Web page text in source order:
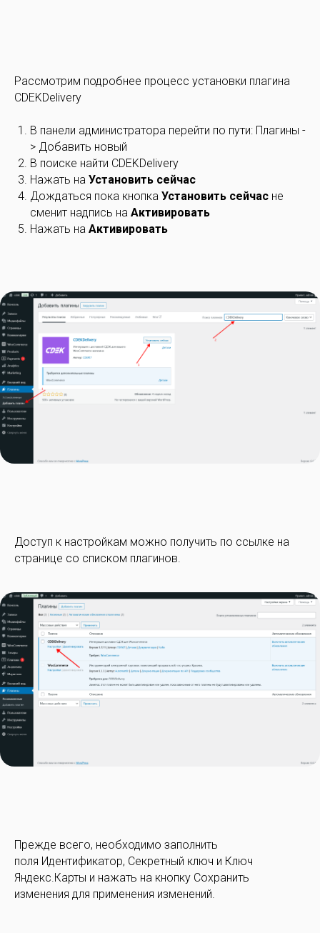
Рассмотрим подробнее процесс установки плагина
CDEKDelivery
В панели администратора перейти по пути: Плагины -
> Добавить новый
В поиске найти CDEKDelivery
Нажать на Установить сейчас
Дождаться пока кнопка Установить сейчас не
сменит надпись на Активировать
Нажать на Активировать
Доступ к настройкам можно получить по ссылке на
странице со списком плагинов.
Прежде всего, необходимо заполнить
поля Идентификатор, Секретный ключ и Ключ
Яндекс.Карты и нажать на кнопку Сохранить
изменения для применения изменений.